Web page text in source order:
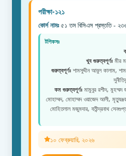
পরীক্ষা-১২১
কোর্স নামঃ ৫১ তম বিসিএস প্রস্ততি - ২৩৬
টপিকসঃ
খুব গুরুত্বপূর্ণঃ মীর
গুরুত্বপূর্ণঃ শামসুদ্দীন আবুল কালাম,
কম গুরুত্বপূর্ণঃমামুনুর রশীদ, মুহম্মদ
মোহাম্মদ, মোহাম্মদ ওয়াজেদ আলী,
মোহিতলাল মজুমদার, যতীন্দ্রনাথ
১০ ফেব্রুয়ারি, ২০২৬